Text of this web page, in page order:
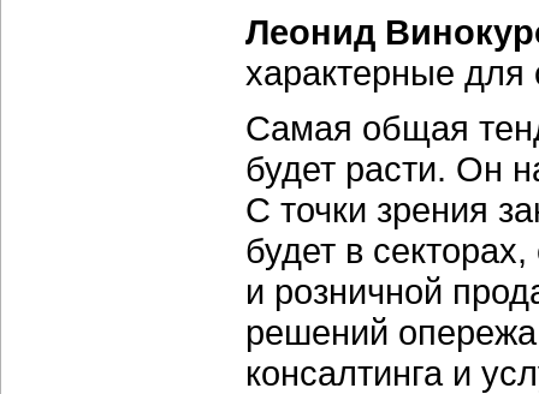
Леонид
характерные для
Самая общая
будет расти. Он
С точки зрения
будет в
и розничной
решений
консалтинга и